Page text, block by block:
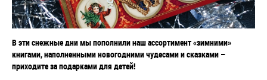
В эти снежные дни мы пополнили наш ассортимент «зимними»
книгами, наполненными новогодними чудесами и сказками –
приходите за подарками для детей!